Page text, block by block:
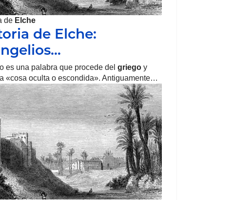
de Elche
de Elche:
es una palabra que procede del griego y
«cosa oculta o escondida». Antiguamente…